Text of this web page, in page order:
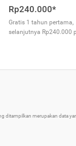
Rp240.000*
Gratis 1 tahun pertama,
selanjutnya Rp240.000
ditampilkan merupakan data